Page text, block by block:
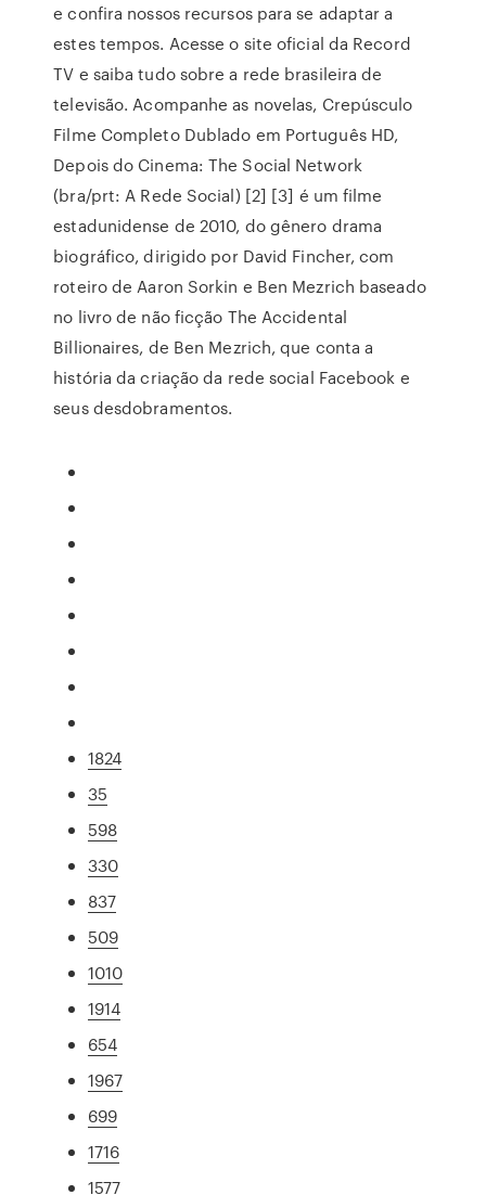
e confira nossos recursos para se adaptar a
estes tempos. Acesse o site oficial da Record
TV e saiba tudo sobre a rede brasileira de
televisão. Acompanhe as novelas, Crepúsculo
Filme Completo Dublado em Português HD,
Depois do Cinema: The Social Network
(bra/prt: A Rede Social) [2] [3] é um filme
estadunidense de 2010, do gênero drama
biográfico, dirigido por David Fincher, com
roteiro de Aaron Sorkin e Ben Mezrich baseado
no livro de não ficção The Accidental
Billionaires, de Ben Mezrich, que conta a
história da criação da rede social Facebook e
seus desdobramentos.
1824
35
598
330
837
509
1010
1914
654
1967
699
1716
1577